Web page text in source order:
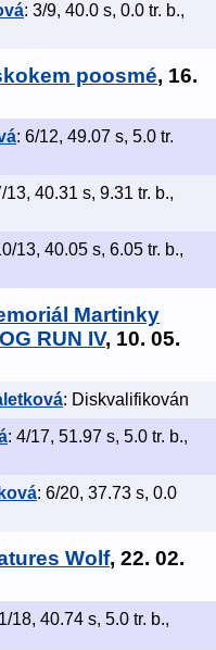
: 3/9, 40.0 s, 0.0 tr. b.,
poosmé, 16.
: 6/12, 49.07 s, 5.0 tr.
13, 40.31 s, 9.31 tr. b.,
13, 40.05 s, 6.05 tr. b.,
Martinky
RUN IV, 10. 05.
: Diskvalifikován
: 4/17, 51.97 s, 5.0 tr. b.,
: 6/20, 37.73 s, 0.0
Wolf, 22. 02.
18, 40.74 s, 5.0 tr. b.,